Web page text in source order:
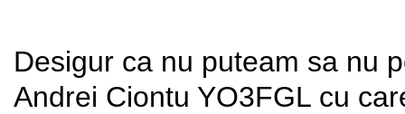
Desigur ca nu puteam sa nu
Andrei Ciontu YO3FGL cu